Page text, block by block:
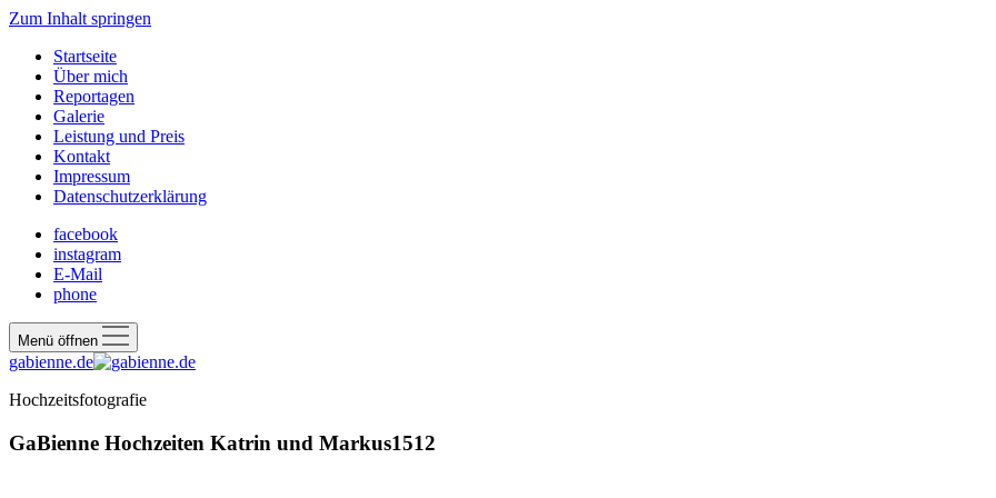
Zum Inhalt springen
Startseite
Über mich
Reportagen
Galerie
Leistung und Preis
Kontakt
Impressum
Datenschutzerklärung
facebook
instagram
E-Mail
phone
Menü öffnen
gabienne.de
Hochzeitsfotografie
GaBienne Hochzeiten Katrin und Markus1512